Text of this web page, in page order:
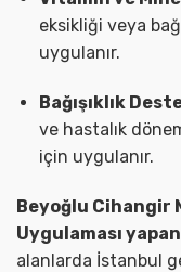
eksikliği veya
uygulanır.
Bağışıklık
ve hastalık
için uygulanır.
Beyoğlu Cihangir
Uygulaması
alanlarda İstanbul